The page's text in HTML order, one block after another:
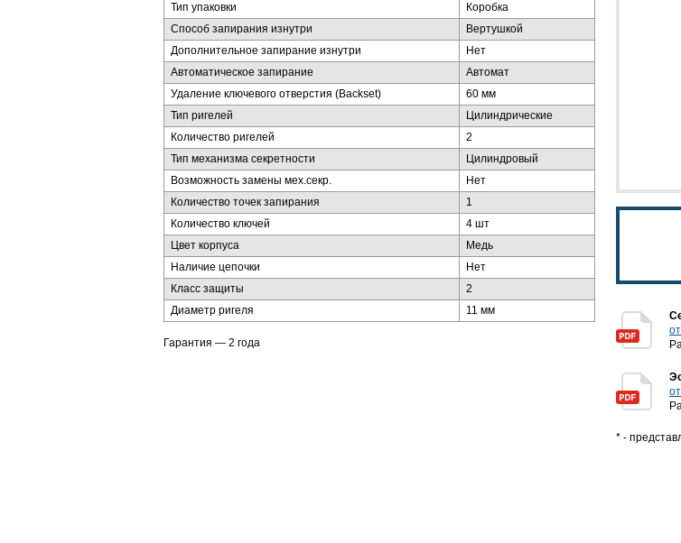
Тип упаковки
Коробка
Способ запирания изнутри
Вертушкой
Дополнительное запирание изнутри
Нет
Автоматическое запирание
Автомат
Удаление ключевого отверстия (Backset)
60 мм
Тип ригелей
Цилиндрические
Количество ригелей
2
Тип механизма секретности
Цилиндровый
Возможность замены мех.секр.
Нет
Количество точек запирания
1
Количество ключей
4 шт
Цвет корпуса
Медь
Наличие цепочки
Нет
Класс защиты
2
Диаметр ригеля
11 мм
Гарантия — 2 года
* -